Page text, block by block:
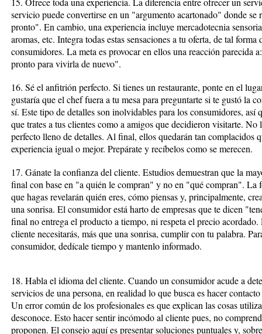
servicio puede convertirse en un "argumento acartonado" donde
pronto". En cambio, una experiencia incluye mercadotecnia
aromas, etc. Integra todas estas sensaciones a tu oferta, de tal
consumidores. La meta es provocar en ellos una reacción parecida
pronto para vivirla de nuevo".
16. Sé el anfitrión perfecto. Si tienes un restaurante, ponte en el
gustaría que el chef fuera a tu mesa para preguntarte si te gustó la
sí. Este tipo de detalles son inolvidables para los consumidores, así
que trates a tus clientes como a amigos que decidieron visitarte. No
perfecto lleno de detalles. Al final, ellos quedarán tan complacidos
experiencia igual o mejor. Prepárate y recíbelos como se merecen.
17. Gánate la confianza del cliente. Estudios demuestran que la
final con base en "a quién le compran" y no en "qué compran". La
que hagas revelarán quién eres, cómo piensas y, principalmente,
una sonrisa. El consumidor está harto de empresas que te dicen
final no entrega el producto a tiempo, ni respeta el precio
cliente necesitarás, más que una sonrisa, cumplir con tu palabra.
consumidor, dedícale tiempo y mantenlo informado.
18. Habla el idioma del cliente. Cuando un consumidor acude a
servicios de una persona, en realidad lo que busca es hacer
Un error común de los profesionales es que explican las cosas
desconoce. Esto hacer sentir incómodo al cliente pues, no
proponen. El consejo aquí es presentar soluciones puntuales y,